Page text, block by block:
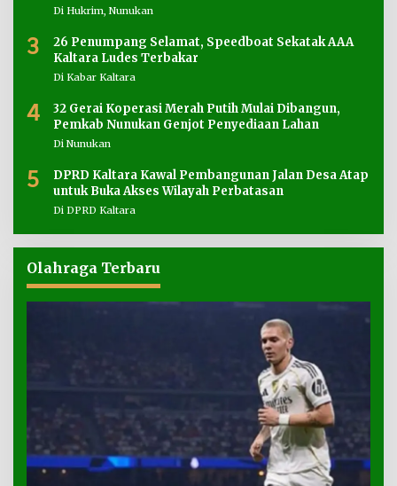
Di Hukrim, Nunukan
3
26 Penumpang Selamat, Speedboat Sekatak AAA
Kaltara Ludes Terbakar
Di Kabar Kaltara
4
32 Gerai Koperasi Merah Putih Mulai Dibangun,
Pemkab Nunukan Genjot Penyediaan Lahan
Di Nunukan
5
DPRD Kaltara Kawal Pembangunan Jalan Desa Atap
untuk Buka Akses Wilayah Perbatasan
Di DPRD Kaltara
Olahraga Terbaru